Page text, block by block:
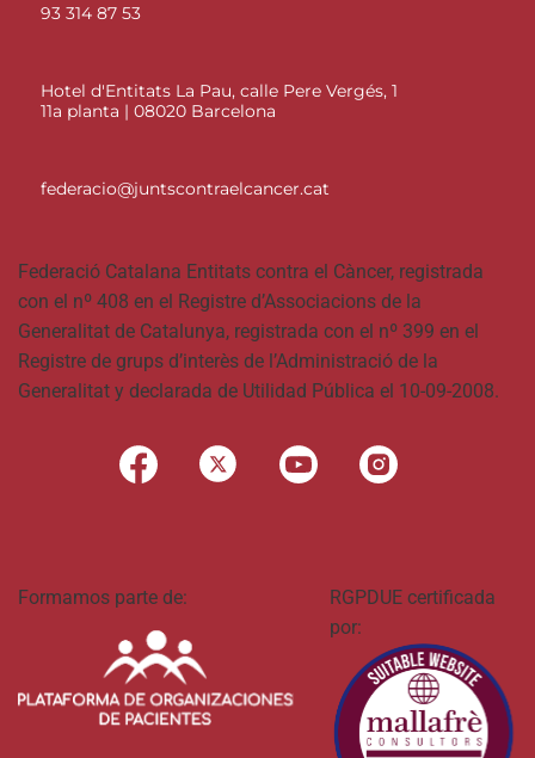
93 314 87 53
Hotel d'Entitats La Pau, calle Pere Vergés, 1
11a planta | 08020 Barcelona
federacio@juntscontraelcancer.cat
Federació Catalana Entitats contra el Càncer, registrada
con el nº 408 en el Registre d’Associacions de la
Generalitat de Catalunya, registrada con el nº 399 en el
Registre de grups d’interès de l’Administració de la
Generalitat y declarada de Utilidad Pública el 10-09-2008.
Formamos parte de:
RGPDUE certificada
por: